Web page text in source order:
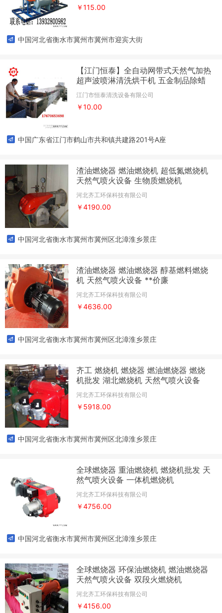
￥115.00
中国河北省衡水市冀州市冀州市迎宾大街
【江门恒泰】全自动网带式天然气加热
超声波喷淋清洗烘干机 五金制品除蜡
设备
江门市恒泰清洗设备有限公司
￥10.00
中国广东省江门市鹤山市共和镇共建路201号A座
渣油燃烧器 燃油燃烧机 超低氮燃烧机
天然气喷火设备 生物质燃烧机
河北齐工环保科技有限公司
￥4190.00
中国河北省衡水市冀州市冀州区北漳淮乡景庄
渣油燃烧器 燃油燃烧器 醇基燃料燃烧
机 天然气喷火设备 **价廉
河北齐工环保科技有限公司
￥4636.00
中国河北省衡水市冀州市冀州区北漳淮乡景庄
齐工 燃烧机 燃烧器 燃油燃烧器 燃烧
机批发 湖北燃烧机 天然气喷火设备
河北齐工环保科技有限公司
￥5918.00
中国河北省衡水市冀州市冀州区北漳淮乡景庄
全球燃烧器 重油燃烧机 燃烧机批发 天
然气喷火设备 一体机燃烧机
河北齐工环保科技有限公司
￥4756.00
中国河北省衡水市冀州市冀州区北漳淮乡景庄
全球燃烧器 环保油燃烧机 燃油燃烧器
天然气喷火设备 双段火燃烧机
河北齐工环保科技有限公司
￥4156.00